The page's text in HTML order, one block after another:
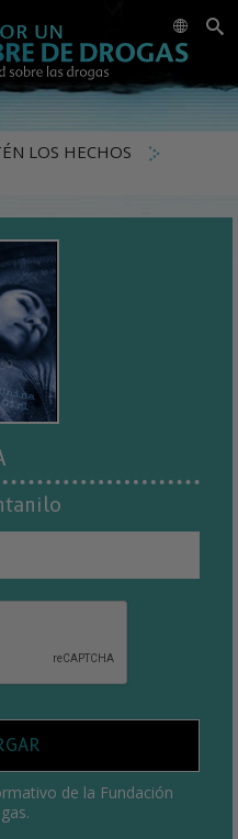
LOS HECHOS
de la Fundación